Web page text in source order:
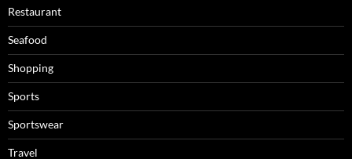
Restaurant
Seafood
Shopping
Sports
Sportswear
Travel